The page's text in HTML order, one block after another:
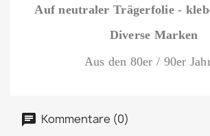
Auf neutraler Trägerfolie -
Diverse Marken
Aus den 80er / 90er
Kommentare (0)